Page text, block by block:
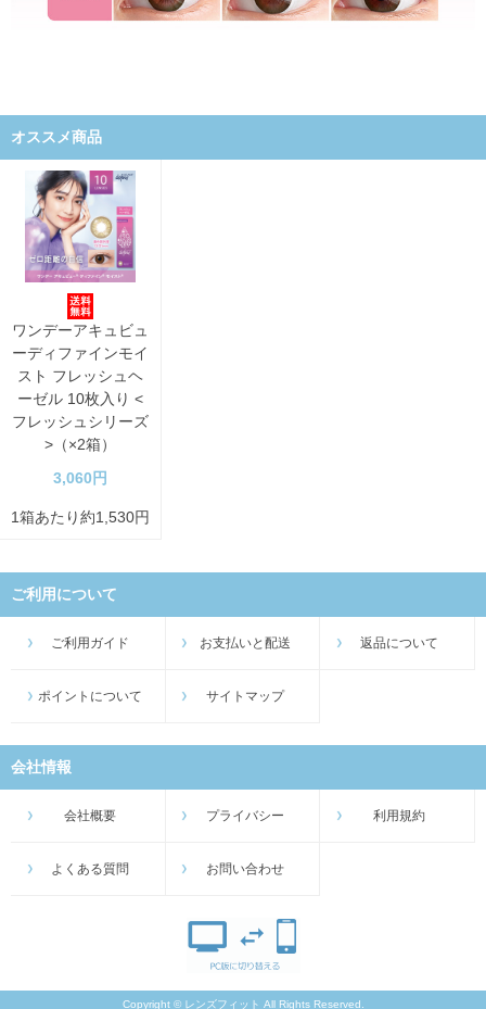
オススメ商品
ワンデーアキュビュ
ーディファインモイ
スト フレッシュヘ
ーゼル 10枚入り <
フレッシュシリーズ
>（×2箱）
3,060円
1箱あたり約1,530円
ご利用について
ご利用ガイド お支払いと配送 返品について
ポイントについて サイトマップ
会社情報
会社概要 プライバシー 利用規約
よくある質問 お問い合わせ
Copyright © レンズフィット All Rights Reserved.